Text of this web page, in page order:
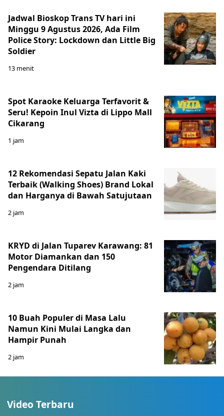
Jadwal Bioskop Trans TV hari ini
Minggu 9 Agustus 2026, Ada Film
Police Story: Lockdown dan Little Big
Soldier
13 menit
Spot Karaoke Keluarga Terfavorit &
Seru! Kepoin Inul Vizta di Lippo Mall
Cikarang
1 jam
12 Rekomendasi Sepatu Jalan Kaki
Terbaik (Walking Shoes) Brand Lokal
dan Harganya di Bawah Satujutaan
2 jam
KRYD di Jalan Tuparev Karawang: 81
Motor Diamankan dan 150
Pengendara Ditilang
2 jam
10 Buah Populer di Masa Lalu
Namun Kini Mulai Langka dan
Hampir Punah
2 jam
Video Terbaru